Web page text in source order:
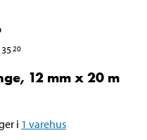
20
12 mm x 20 m
i 1 varehus